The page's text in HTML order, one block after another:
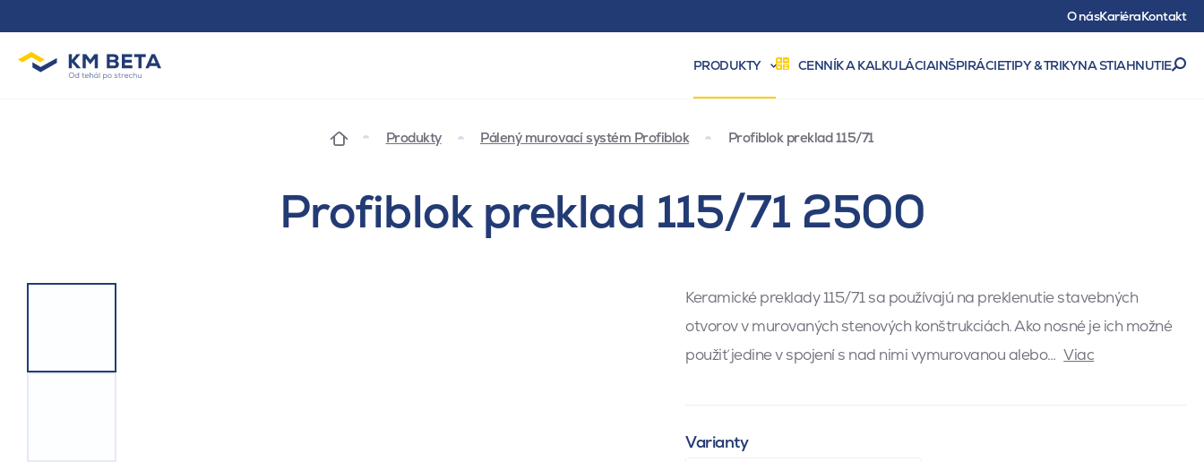
O násKariéraKontakt
PRODUKTY CENNÍK A KALKULÁCIAINŠPIRÁCIETIPY & TRIKYNA STIAHNUTIE
Produkty Pálený murovací systém Profiblok Profiblok preklad 115/71
Profiblok preklad 115/71 2500
Keramické preklady 115/71 sa používajú na preklenutie stavebných
otvorov v murovaných stenových konštrukciách. Ako nosné je ich možné
použiť jedine v spojení s nad nimi vymurovanou alebo… Viac
Varianty